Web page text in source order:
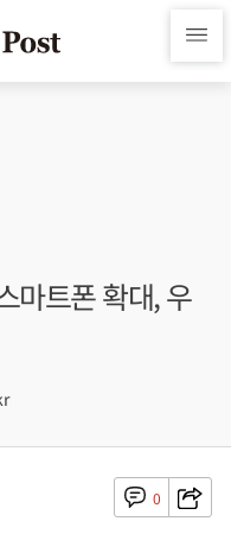
마트폰 확대, 우
0